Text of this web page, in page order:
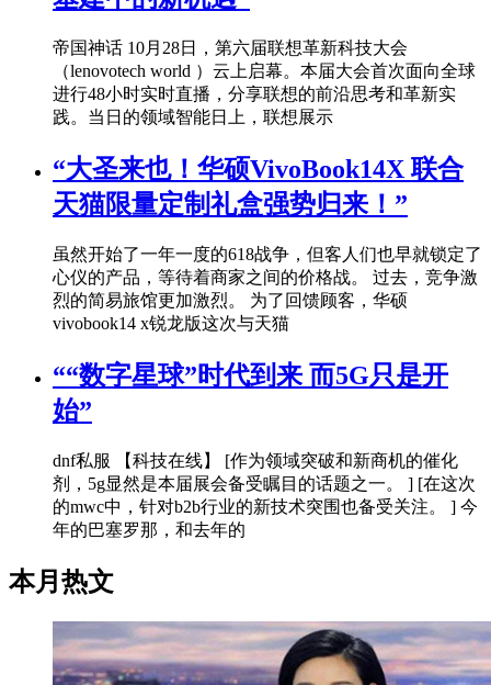
帝国神话 10月28日，第六届联想革新科技大会
（lenovotech world ）云上启幕。本届大会首次面向全球
进行48小时实时直播，分享联想的前沿思考和革新实
践。当日的领域智能日上，联想展示
“大圣来也！华硕VivoBook14X 联合
天猫限量定制礼盒强势归来！”
虽然开始了一年一度的618战争，但客人们也早就锁定了
心仪的产品，等待着商家之间的价格战。 过去，竞争激
烈的简易旅馆更加激烈。 为了回馈顾客，华硕
vivobook14 x锐龙版这次与天猫
““数字星球”时代到来 而5G只是开
始”
dnf私服 【科技在线】 [作为领域突破和新商机的催化
剂，5g显然是本届展会备受瞩目的话题之一。 ] [在这次
的mwc中，针对b2b行业的新技术突围也备受关注。 ] 今
年的巴塞罗那，和去年的
本月热文